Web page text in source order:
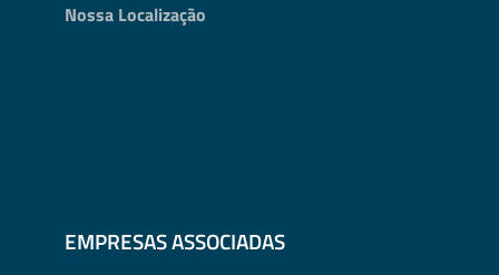
Nossa Localização
EMPRESAS ASSOCIADAS